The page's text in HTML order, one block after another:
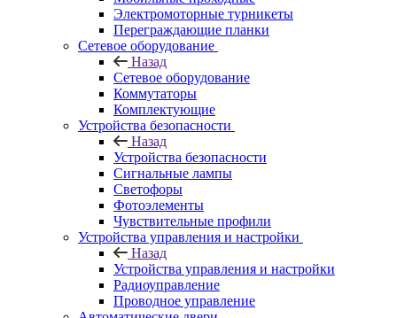
Электромоторные турникеты
Переграждающие планки
Сетевое оборудование
Назад
Сетевое оборудование
Коммутаторы
Комплектующие
Устройства безопасности
Назад
Устройства безопасности
Сигнальные лампы
Светофоры
Фотоэлементы
Чувствительные профили
Устройства управления и настройки
Назад
Устройства управления и настройки
Радиоуправление
Проводное управление